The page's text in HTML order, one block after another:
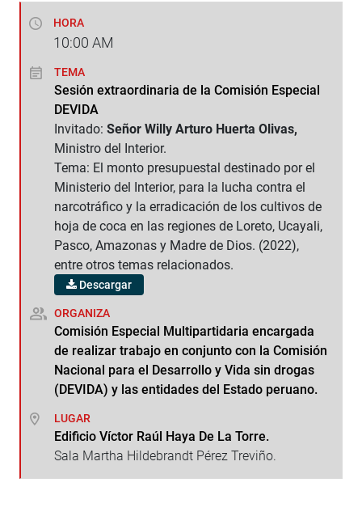
HORA
10:00 AM
TEMA
Sesión extraordinaria de la Comisión Especial
DEVIDA
Invitado: Señor Willy Arturo Huerta Olivas,
Ministro del Interior.
Tema: El monto presupuestal destinado por el
Ministerio del Interior, para la lucha contra el
narcotráfico y la erradicación de los cultivos de
hoja de coca en las regiones de Loreto, Ucayali,
Pasco, Amazonas y Madre de Dios. (2022),
entre otros temas relacionados.
Descargar
ORGANIZA
Comisión Especial Multipartidaria encargada
de realizar trabajo en conjunto con la Comisión
Nacional para el Desarrollo y Vida sin drogas
(DEVIDA) y las entidades del Estado peruano.
LUGAR
Edificio Víctor Raúl Haya De La Torre.
Sala Martha Hildebrandt Pérez Treviño.